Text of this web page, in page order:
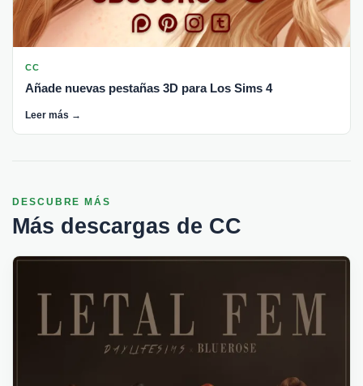
CC
Añade nuevas pestañas 3D para Los Sims 4
Leer más →
DESCUBRE MÁS
Más descargas de CC